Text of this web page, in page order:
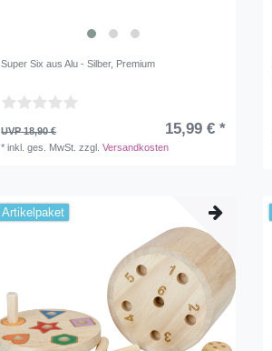
Super Six aus Alu - Silber, Premium
UVP 18,90 € 15,99 € *
*inkl. ges. MwSt. zzgl.Versandkosten
Artikelpaket